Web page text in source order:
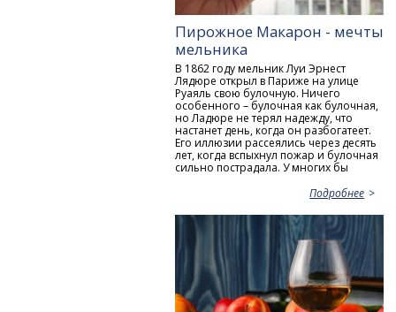
Пирожное Макарон - мечты
мельника
В 1862 году мельник Луи Эрнест
Лядюре открыл в Париже на улице
Руаяль свою булочную. Ничего
особенного – булочная как булочная,
но Ладюре не терял надежду, что
настанет день, когда он разбогатеет.
Его иллюзии рассеялись через десять
лет, когда вспыхнул пожар и булочная
сильно пострадала. У многих бы
Подробнее